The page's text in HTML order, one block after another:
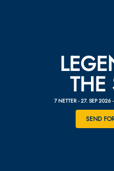
THE
7 NETTER - 27. SEP 2026
SEND